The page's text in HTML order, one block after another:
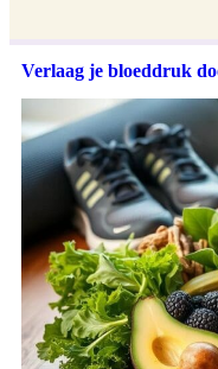
Verlaag je bloeddruk